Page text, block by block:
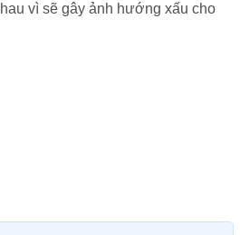
vì sẽ gây ảnh hướng xấu cho